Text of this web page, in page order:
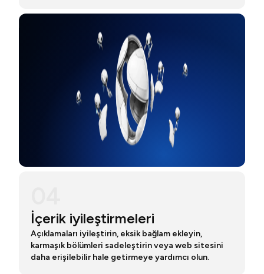
İçerik iyileştirmeleri
Açıklamaları iyileştirin, eksik bağlam ekleyin,
karmaşık bölümleri sadeleştirin veya web sitesini
daha erişilebilir hale getirmeye yardımcı olun.